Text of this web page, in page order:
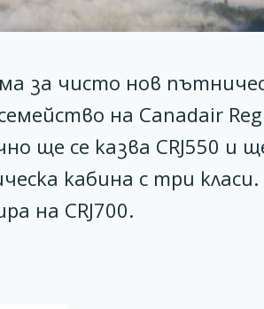
за чисто нов
на Canadair
ще се казва CRJ550 и
кабина с три класи.
на CRJ700.